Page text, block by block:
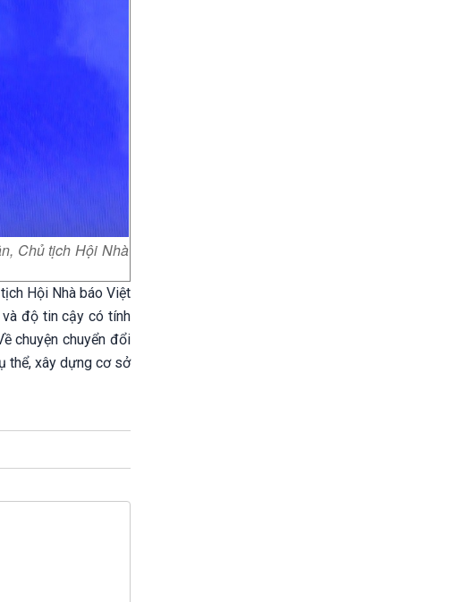
Chủ tịch Hội Nhà
Hội Nhà báo Việt
và độ tin cậy có tính
chuyện chuyển đổi
thể, xây dựng cơ sở